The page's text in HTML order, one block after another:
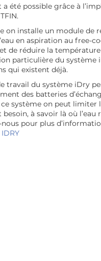
a été possible grâce à
on installe un module de
en aspiration au free-
de réduire la
particulière du
qui existent déjà.
travail du système iDry
des batteries
ce système on peut
à savoir là où l’eau
pour plus